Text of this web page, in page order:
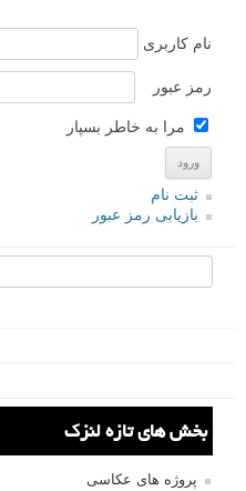
نام کاربری
رمز عبور
مرا به خاطر بسپار
ثبت نام
بازیابی رمز عبور
بخش های تازه لنزک
پروژه های عکاسی